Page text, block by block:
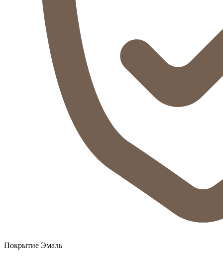
Покрытие Эмаль